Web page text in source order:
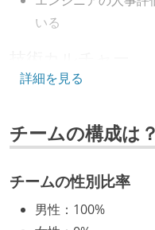
terraform digdag
google-chat
いる
CTO またはそれに
取締役（社内）また
ング部門の人間が経
開発メンバーの裁量
OS やエディタ、
詳細を見る
チームの構成は？
チームの性別比率
男性 ： 100%